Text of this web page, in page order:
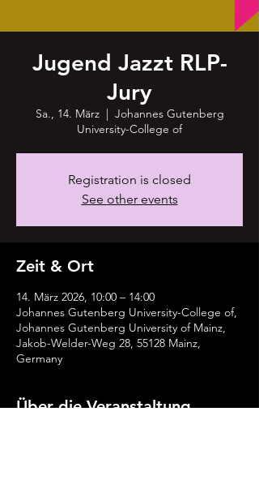
Jugend Jazzt RLP-
Jury
Sa., 14. März
  |
Johannes Gutenberg
University-College of
Registration is closed
See other events
Zeit & Ort
14. März 2026, 10:00 – 14:00
Johannes Gutenberg University-College of,
Johannes Gutenberg University of Mainz,
Jakob-Welder-Weg 28, 55128 Mainz,
Germany
Über die Veranstaltung